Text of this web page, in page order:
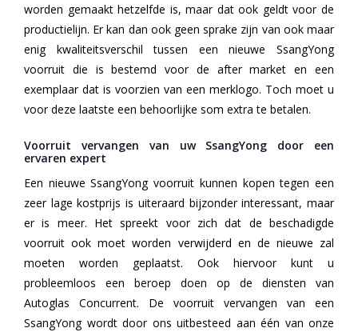
worden gemaakt hetzelfde is, maar dat ook geldt voor de
productielijn. Er kan dan ook geen sprake zijn van ook maar
enig kwaliteitsverschil tussen een nieuwe SsangYong
voorruit die is bestemd voor de after market en een
exemplaar dat is voorzien van een merklogo. Toch moet u
voor deze laatste een behoorlijke som extra te betalen.
Voorruit vervangen van uw SsangYong door een
ervaren expert
Een nieuwe SsangYong voorruit kunnen kopen tegen een
zeer lage kostprijs is uiteraard bijzonder interessant, maar
er is meer. Het spreekt voor zich dat de beschadigde
voorruit ook moet worden verwijderd en de nieuwe zal
moeten worden geplaatst. Ook hiervoor kunt u
probleemloos een beroep doen op de diensten van
Autoglas Concurrent. De voorruit vervangen van een
SsangYong wordt door ons uitbesteed aan één van onze